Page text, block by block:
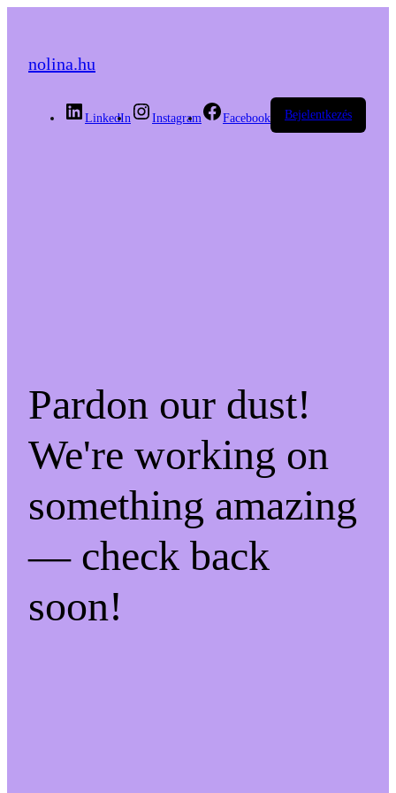
nolina.hu
LinkedIn Instagram Facebook Bejelentkezés
Pardon our dust!
We're working on
something amazing
— check back
soon!